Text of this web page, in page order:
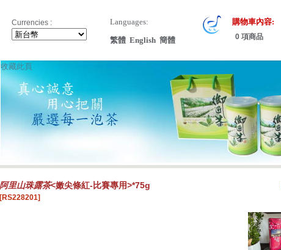
Currencies :
Languages:
繁體 English 簡體
購物車內容:
0 項商品
收藏此頁
阿里山珠露茶<嫩尖條紅-比賽專用>*75g
[RS228201]